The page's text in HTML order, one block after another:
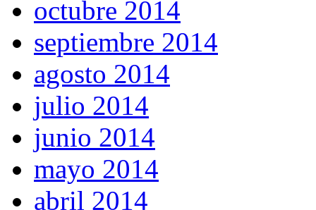
octubre 2014
septiembre 2014
agosto 2014
julio 2014
junio 2014
mayo 2014
abril 2014